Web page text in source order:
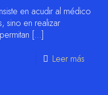
en acudir al médico
sino en realizar
[…]
Leer más